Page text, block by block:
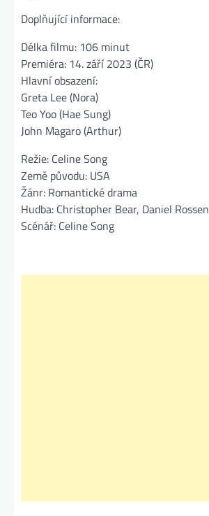
Doplňující informace:
Délka filmu: 106 minut
Premiéra: 14. září 2023 (ČR)
Hlavní obsazení:
Greta Lee (Nora)
Teo Yoo (Hae Sung)
John Magaro (Arthur)
Režie: Celine Song
Země původu: USA
Žánr: Romantické drama
Hudba: Christopher Bear, Daniel Rossen
Scénář: Celine Song